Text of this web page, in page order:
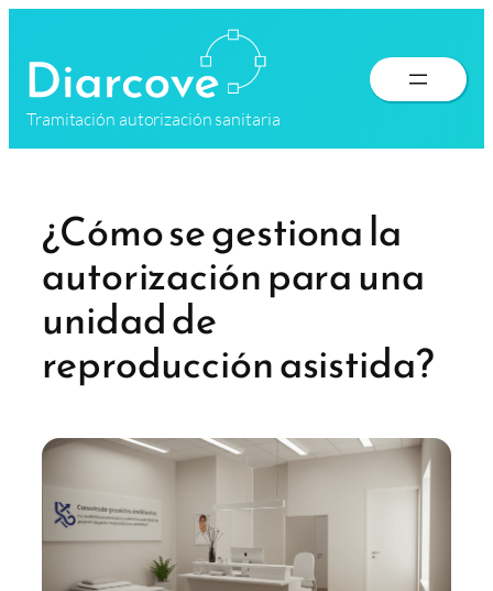
contenido
Tramitación autorización sanitaria
¿Cómo se gestiona la
autorización para una
unidad de
reproducción asistida?